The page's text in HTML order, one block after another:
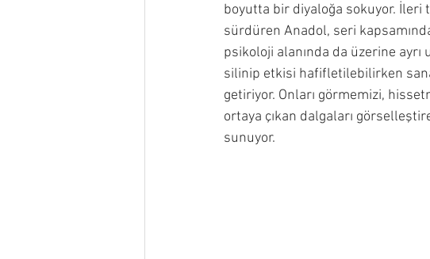
boyutta bir diyaloğa sokuyor. İleri
sürdüren Anadol, seri
psikoloji alanında da üzerine
silinip etkisi hafifletilebilirken
getiriyor. Onları görmemizi,
ortaya çıkan dalgaları
sunuyor.